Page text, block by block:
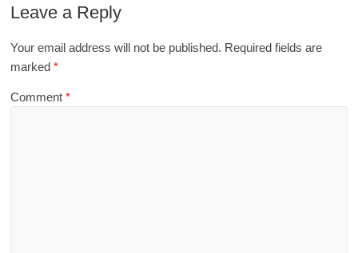
Leave a Reply
Your email address will not be published. Required fields are
marked*
Comment*